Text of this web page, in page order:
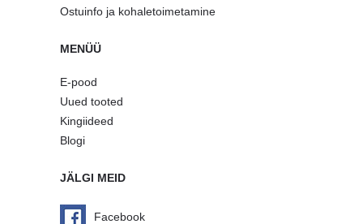
Ostuinfo ja kohaletoimetamine
MENÜÜ
E-pood
Uued tooted
Kingiideed
Blogi
JÄLGI MEID
Facebook